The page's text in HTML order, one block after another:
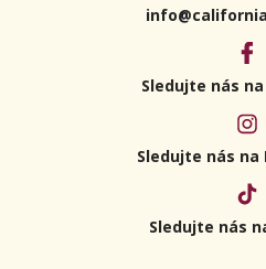
Sledujte nás
Sledujte nás
Sledujte nás